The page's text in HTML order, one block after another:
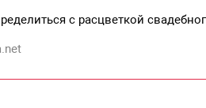
с расцветкой